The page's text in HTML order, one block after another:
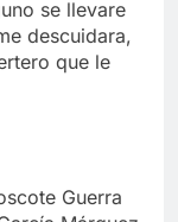
se llevare
descuidara,
que le
Guerra